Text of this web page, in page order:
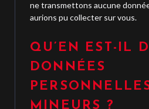
ne transmettons aucune
aurions pu collecter sur vous.
QU’EN EST-IL
DONNÉES
MINEURS ?